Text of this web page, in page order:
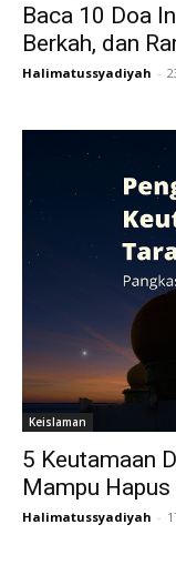
Baca 10 Doa
Berkah, dan
Halimatussyadiyah -
Keislaman
5 Keutamaan
Mampu
Halimatussyadiyah -